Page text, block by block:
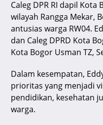
A
p
p
b
o
o
k
a
m
Caleg DPR RI dapil
wilayah Rangga Mekar,
antusias warga RW04.
dan Caleg DPRD Kota
Kota Bogor Usman TZ,
Dalam kesempatan,
prioritas yang menjadi
pendidikan, kesehatan
warga.